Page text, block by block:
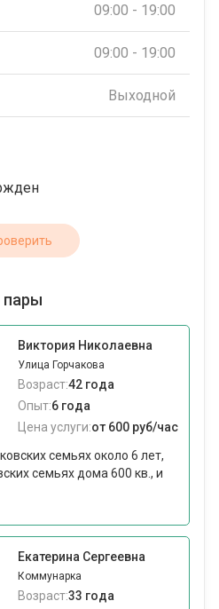
09:00 - 19:00
09:00 - 19:00
Выходной
Виктория Николаевна
Улица Горчакова
Возраст:42 года
Опыт:6 года
Цена услуги:от 600 руб/час
семьях около 6 лет,
семьях дома 600 кв., и
Екатерина Сергеевна
Коммунарка
Возраст:33 года